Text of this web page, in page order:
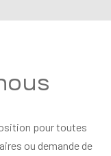
pour toutes
ou demande de